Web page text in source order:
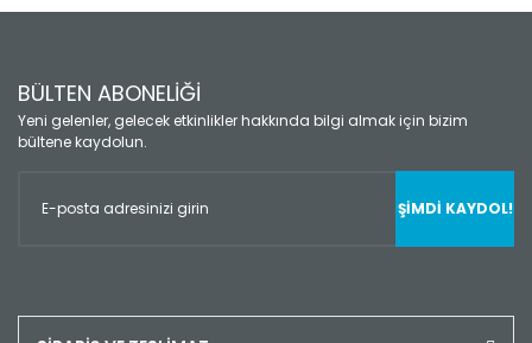
BÜLTEN ABONELİĞİ
Yeni gelenler, gelecek etkinlikler hakkında bilgi almak için bizim
bültene kaydolun.
ŞİMDİ KAYDOL!